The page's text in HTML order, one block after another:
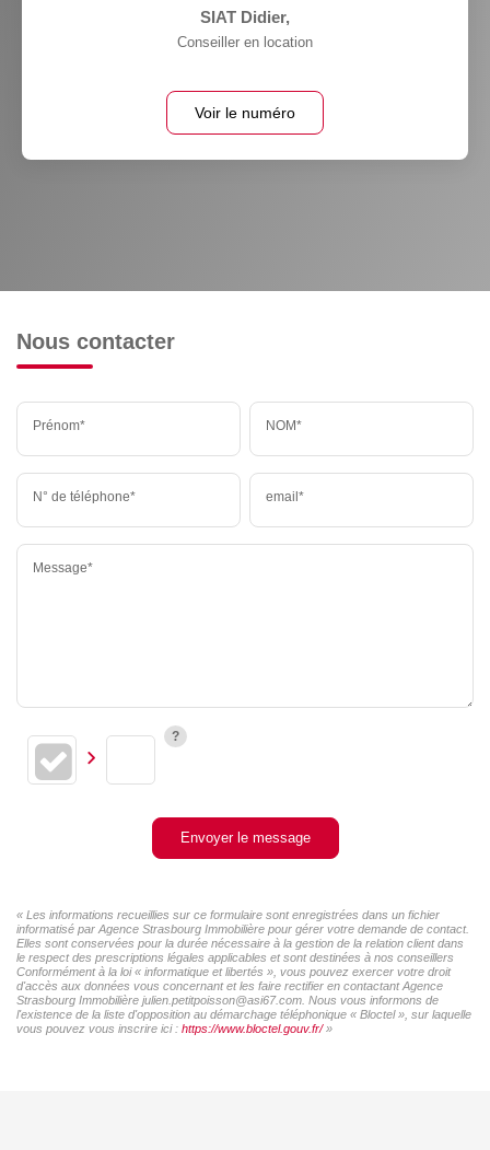
SIAT Didier,
Conseiller en location
Voir le numéro
Nous contacter
Prénom* NOM*
N° de téléphone* email*
Message*
Envoyer le message
« Les informations recueillies sur ce formulaire sont enregistrées dans un fichier
informatisé par Agence Strasbourg Immobilière pour gérer votre demande de contact.
Elles sont conservées pour la durée nécessaire à la gestion de la relation client dans
le respect des prescriptions légales applicables et sont destinées à nos conseillers
Conformément à la loi « informatique et libertés », vous pouvez exercer votre droit
d'accès aux données vous concernant et les faire rectifier en contactant Agence
Strasbourg Immobilière julien.petitpoisson@asi67.com. Nous vous informons de
l'existence de la liste d'opposition au démarchage téléphonique « Bloctel », sur laquelle
vous pouvez vous inscrire ici : https://www.bloctel.gouv.fr/»